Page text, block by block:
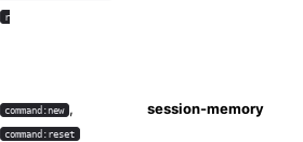
r
session-memory
command:new ,
command:reset